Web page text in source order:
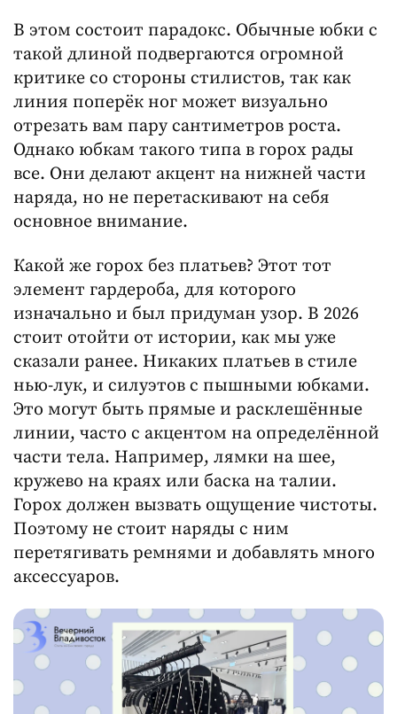
В этом состоит парадокс. Обычные юбки с
такой длиной подвергаются огромной
критике со стороны стилистов, так как
линия поперёк ног может визуально
отрезать вам пару сантиметров роста.
Однако юбкам такого типа в горох рады
все. Они делают акцент на нижней части
наряда, но не перетаскивают на себя
основное внимание.
Какой же горох без платьев? Этот тот
элемент гардероба, для которого
изначально и был придуман узор. В 2026
стоит отойти от истории, как мы уже
сказали ранее. Никаких платьев в стиле
нью-лук, и силуэтов с пышными юбками.
Это могут быть прямые и расклешённые
линии, часто с акцентом на определённой
части тела. Например, лямки на шее,
кружево на краях или баска на талии.
Горох должен вызвать ощущение чистоты.
Поэтому не стоит наряды с ним
перетягивать ремнями и добавлять много
аксессуаров.